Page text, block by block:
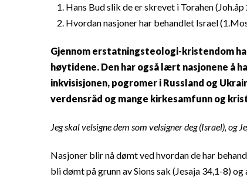
Hans Bud slik de er skrevet i Torahen
Hvordan nasjoner har behandlet Israel
Gjennom erstatningsteologi-kristendom
høytidene. Den har også lært nasjonene å
inkvisisjonen, pogromer i Russland og
verdensråd og mange kirkesamfunn og
Jeg skal velsigne dem som velsigner deg (Israel), og
Nasjoner blir nå dømt ved hvordan de har
bli dømt på grunn av Sions sak (Jesaja 34,1-8)